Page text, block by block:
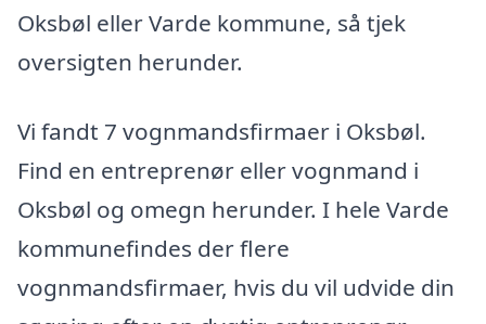
Oksbøl eller Varde kommune, så tjek
oversigten herunder.
Vi fandt 7 vognmandsfirmaer i Oksbøl.
Find en entreprenør eller vognmand i
Oksbøl og omegn herunder. I hele Varde
kommunefindes der flere
vognmandsfirmaer, hvis du vil udvide din